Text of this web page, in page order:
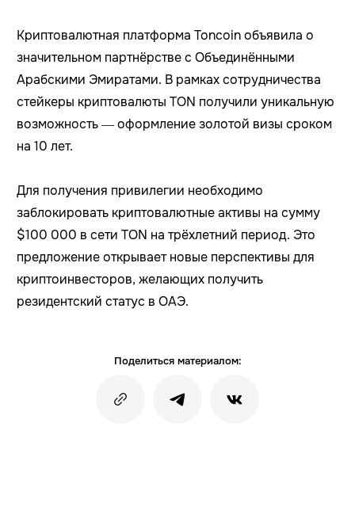
Криптовалютная платформа Toncoin объявила о
значительном партнёрстве с Объединёнными
Арабскими Эмиратами. В рамках сотрудничества
стейкеры криптовалюты TON получили уникальную
возможность — оформление золотой визы сроком
на 10 лет.
Для получения привилегии необходимо
заблокировать криптовалютные активы на сумму
$100 000 в сети TON на трёхлетний период. Это
предложение открывает новые перспективы для
криптоинвесторов, желающих получить
резидентский статус в ОАЭ.
Поделиться материалом: